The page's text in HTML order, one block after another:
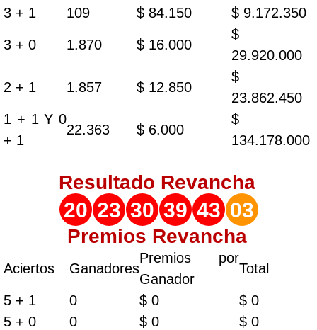
3 + 1
109 $ 84.150 $ 9.172.350
3 + 0 1.870 $ 16.000
$
29.920.000
2 + 1 1.857 $ 12.850
$
23.862.450
1 + 1 Y 0
+ 1
22.363 $ 6.000
$
134.178.000
Resultado Revancha
20 23 30 39 43 03
Premios Revancha
Aciertos Ganadores
Premios por
Ganador
Total
5 + 1 0 $ 0
$ 0
5 + 0
0 $ 0 $ 0